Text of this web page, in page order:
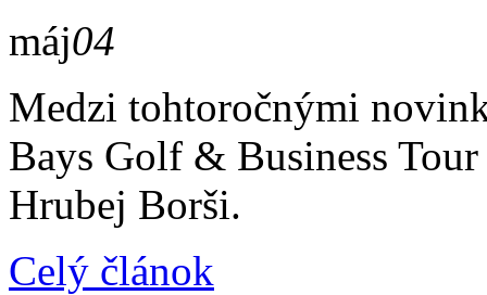
máj04
Medzi tohtoročnými
Bays Golf & Business
Hrubej Borši.
Celý článok